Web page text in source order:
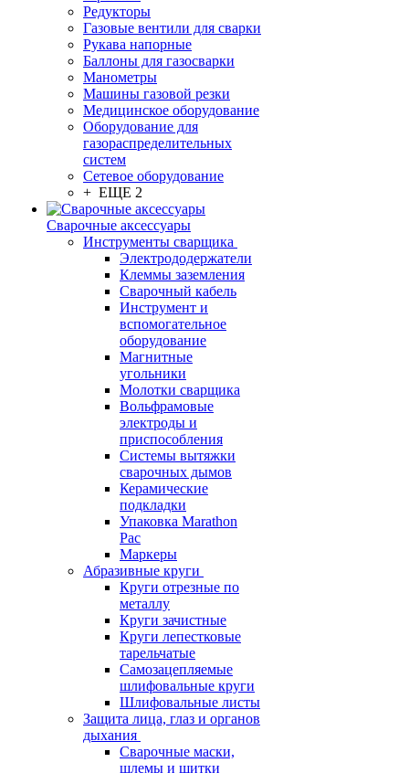
Редукторы
Газовые вентили для сварки
Рукава напорные
Баллоны для газосварки
Манометры
Машины газовой резки
Медицинское оборудование
Оборудование для
газораспределительных
систем
Сетевое оборудование
+ ЕЩЕ 2
Сварочные аксессуары
Инструменты сварщика
Электрододержатели
Клеммы заземления
Сварочный кабель
Инструмент и
вспомогательное
оборудование
Магнитные
угольники
Молотки сварщика
Вольфрамовые
электроды и
приспособления
Системы вытяжки
сварочных дымов
Керамические
подкладки
Упаковка Marathon
Pac
Маркеры
Абразивные круги
Круги отрезные по
металлу
Круги зачистные
Круги лепестковые
тарельчатые
Самозацепляемые
шлифовальные круги
Шлифовальные листы
Защита лица, глаз и органов
дыхания
Сварочные маски,
шлемы и щитки